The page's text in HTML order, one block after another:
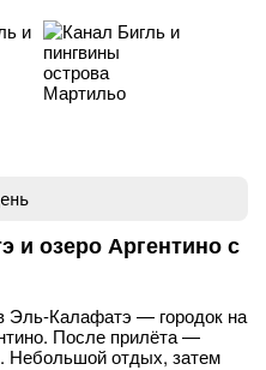
и озеро Аргентино с
Эль-Калафатэ — городок на
После прилёта —
Небольшой отдых, затем